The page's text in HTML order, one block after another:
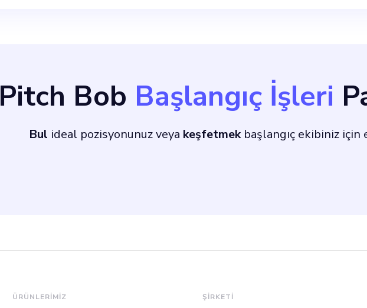
Pitch Bob Başlangıç İşleri
Bul ideal pozisyonunuz veya keşfetmekbaşlangıç ekibiniz için
ÜRÜNLERIMIZ ŞİRKETİ